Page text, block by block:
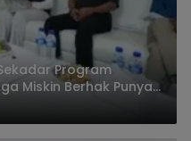
Program
Miskin Berhak Punya